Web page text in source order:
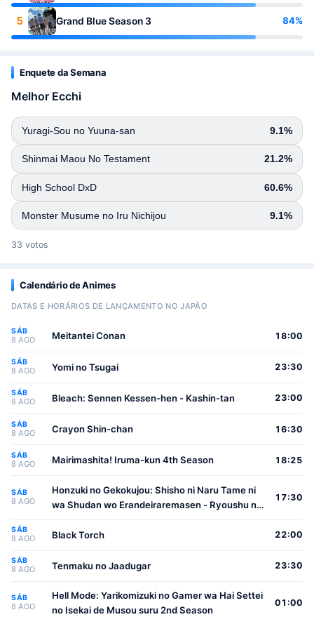
5 Grand Blue Season 3 84%
Enquete da Semana
Melhor Ecchi
Yuragi-Sou no Yuuna-san 9.1%
Shinmai Maou No Testament 21.2%
High School DxD 60.6%
Monster Musume no Iru Nichijou 9.1%
33 votos
Calendário de Animes
DATAS E HORÁRIOS DE LANÇAMENTO NO JAPÃO
SÁB
8 AGO Meitantei Conan 18:00
SÁB
8 AGO Yomi no Tsugai 23:30
SÁB
8 AGO Bleach: Sennen Kessen-hen - Kashin-tan 23:00
SÁB
8 AGO Crayon Shin-chan 16:30
SÁB
8 AGO Mairimashita! Iruma-kun 4th Season 18:25
SÁB
8 AGO
Honzuki no Gekokujou: Shisho ni Naru Tame ni
wa Shudan wo Erandeiraremasen - Ryoushu no
17:30
SÁB
8 AGO Black Torch 22:00
SÁB
8 AGO Tenmaku no Jaadugar 23:30
SÁB
8 AGO
Hell Mode: Yarikomizuki no Gamer wa Hai Settei
no Isekai de Musou suru 2nd Season
01:00